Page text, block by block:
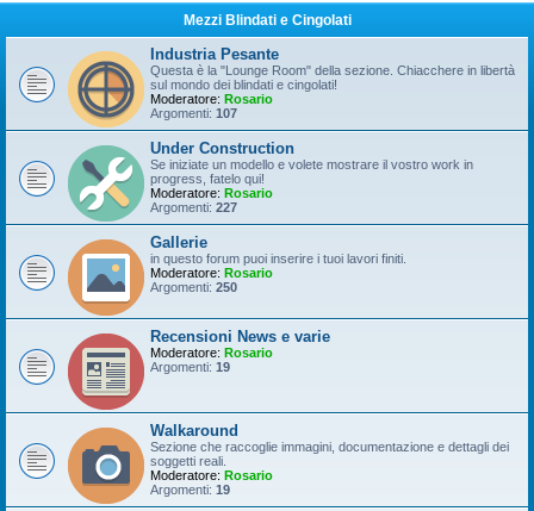
Mezzi Blindati e Cingolati
Industria Pesante
Questa è la "Lounge Room" della sezione. Chiacchere in libertà
sul mondo dei blindati e cingolati!
Moderatore: Rosario
Argomenti: 107
Under Construction
Se iniziate un modello e volete mostrare il vostro work in
progress, fatelo qui!
Moderatore: Rosario
Argomenti: 227
Gallerie
in questo forum puoi inserire i tuoi lavori finiti.
Moderatore: Rosario
Argomenti: 250
Recensioni News e varie
Moderatore: Rosario
Argomenti: 19
Walkaround
Sezione che raccoglie immagini, documentazione e dettagli dei
soggetti reali.
Moderatore: Rosario
Argomenti: 19